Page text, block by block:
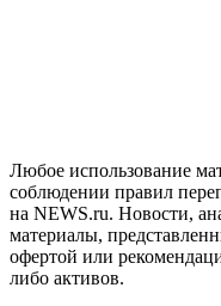
Любое использование
соблюдении правил
на NEWS.ru. Новости,
материалы,
офертой или
либо активов.